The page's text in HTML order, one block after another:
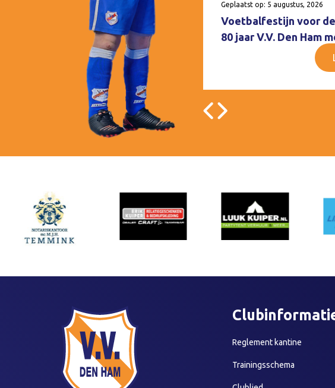
Geplaatst op: 5 augustus, 2026
Voetbalfestijn voor
80 jaar V.V. Den Ham
Reglement kantine
Trainingsschema